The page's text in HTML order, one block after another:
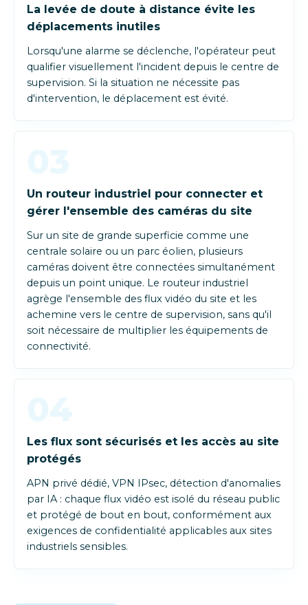
La levée de doute à distance évite les
déplacements inutiles
Lorsqu'une alarme se déclenche, l'opérateur peut
qualifier visuellement l'incident depuis le centre de
supervision. Si la situation ne nécessite pas
d'intervention, le déplacement est évité.
Un routeur industriel pour connecter et
gérer l'ensemble des caméras du site
Sur un site de grande superficie comme une
centrale solaire ou un parc éolien, plusieurs
caméras doivent être connectées simultanément
depuis un point unique. Le routeur industriel
agrège l'ensemble des flux vidéo du site et les
achemine vers le centre de supervision, sans qu'il
soit nécessaire de multiplier les équipements de
connectivité.
Les flux sont sécurisés et les accès au site
protégés
APN privé dédié, VPN IPsec, détection d'anomalies
par IA : chaque flux vidéo est isolé du réseau public
et protégé de bout en bout, conformément aux
exigences de confidentialité applicables aux sites
industriels sensibles.